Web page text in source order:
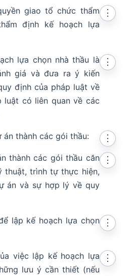
giao tổ chức thẩm
định kế hoạch lựa
⋮
lựa chọn nhà thầu là
giá và đưa ra ý kiến
định của pháp luật về
luật có liên quan về các
⋮
án thành các gói thầu:
⋮
thành các gói thầu căn
thuật, trình tự thực hiện,
án và sự hợp lý về quy
⋮
lập kế hoạch lựa chọn
⋮
việc lập kế hoạch lựa
lưu ý cần thiết (nếu
⋮